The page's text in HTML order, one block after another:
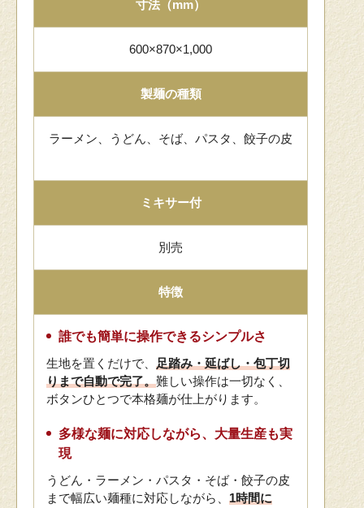
寸法（mm）
600×870×1,000
製麺の種類
ラーメン、うどん、そば、パスタ、餃子の皮
ミキサー付
別売
特徴
誰でも簡単に操作できるシンプルさ
生地を置くだけで、 足踏み・延ばし・包丁切
りまで自動で完了。難しい操作は一切なく、
ボタンひとつで本格麺が仕上がります。
多様な麺に対応しながら、大量生産も実
現
うどん・ラーメン・パスタ・そば・餃子の皮
まで幅広い麺種に対応しながら、 1時間に